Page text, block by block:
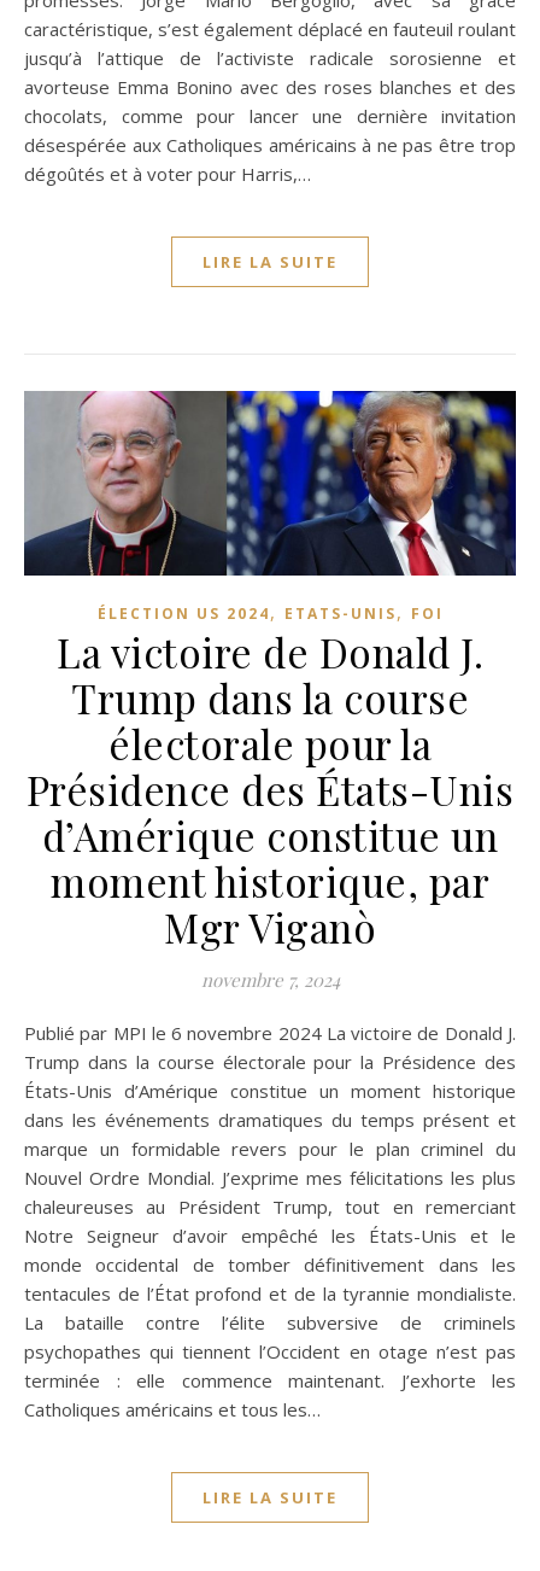
caractéristique, s’est également déplacé en fauteuil roulant
jusqu’à l’attique de l’activiste radicale sorosienne et
avorteuse Emma Bonino avec des roses blanches et des
chocolats, comme pour lancer une dernière invitation
désespérée aux Catholiques américains à ne pas être trop
dégoûtés et à voter pour Harris,…
LIRE LA SUITE
ÉLECTION US 2024, ETATS-UNIS, FOI
La victoire de Donald J.
Trump dans la course
électorale pour la
Présidence des États-Unis
d’Amérique constitue un
moment historique, par
Mgr Viganò
novembre 7, 2024
Publié par MPI le 6 novembre 2024 La victoire de Donald J.
Trump dans la course électorale pour la Présidence des
États-Unis d’Amérique constitue un moment historique
dans les événements dramatiques du temps présent et
marque un formidable revers pour le plan criminel du
Nouvel Ordre Mondial. J’exprime mes félicitations les plus
chaleureuses au Président Trump, tout en remerciant
Notre Seigneur d’avoir empêché les États-Unis et le
monde occidental de tomber définitivement dans les
tentacules de l’État profond et de la tyrannie mondialiste.
La bataille contre l’élite subversive de criminels
psychopathes qui tiennent l’Occident en otage n’est pas
terminée : elle commence maintenant. J’exhorte les
Catholiques américains et tous les…
LIRE LA SUITE